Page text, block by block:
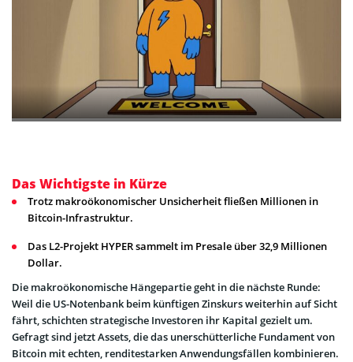
Das Wichtigste in Kürze
Trotz makroökonomischer Unsicherheit fließen Millionen in
Bitcoin-Infrastruktur.
Das L2-Projekt HYPER sammelt im Presale über 32,9 Millionen
Dollar.
Die makroökonomische Hängepartie geht in die nächste Runde:
Weil die US-Notenbank beim künftigen Zinskurs weiterhin auf Sicht
fährt, schichten strategische Investoren ihr Kapital gezielt um.
Gefragt sind jetzt Assets, die das unerschütterliche Fundament von
Bitcoin mit echten, renditestarken Anwendungsfällen kombinieren.